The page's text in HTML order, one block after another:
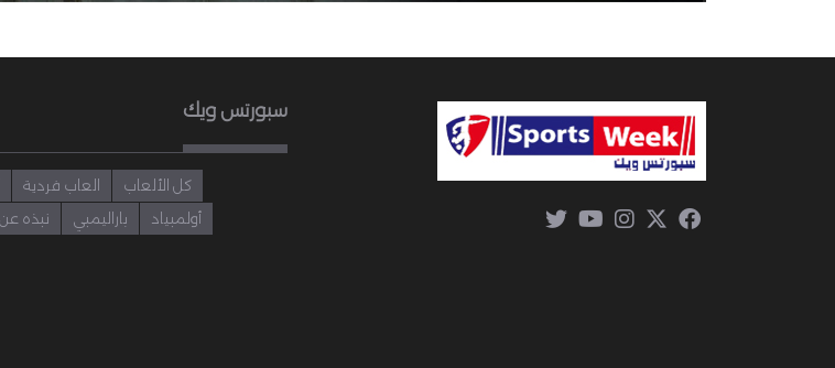
سبورتس ويك
العاب فردية
كل الألعاب
نبذه
باراليمبي أولمبياد